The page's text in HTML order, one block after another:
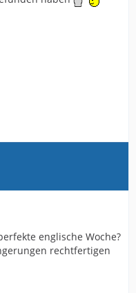
englische Woche?
rechtfertigen